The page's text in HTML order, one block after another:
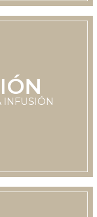
INFUSIÓN